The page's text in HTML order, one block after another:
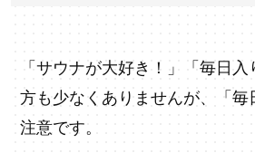
「サウナが大好き！」「毎日
方も少なくありませんが、「
注意です。